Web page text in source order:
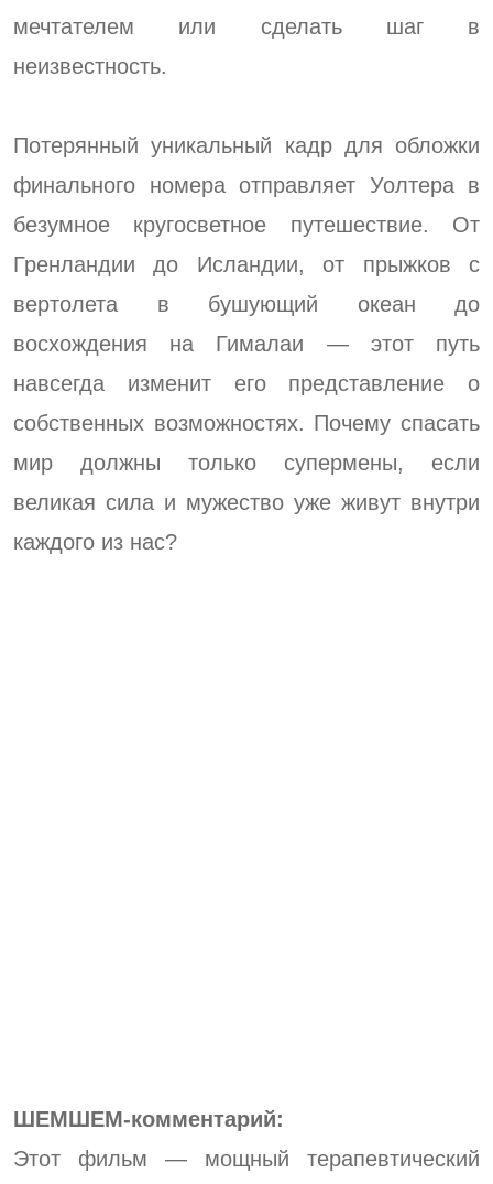
мечтателем или сделать шаг в
неизвестность.
Потерянный уникальный кадр для обложки
финального номера отправляет Уолтера в
безумное кругосветное путешествие. От
Гренландии до Исландии, от прыжков с
вертолета в бушующий океан до
восхождения на Гималаи — этот путь
навсегда изменит его представление о
собственных возможностях. Почему спасать
мир должны только супермены, если
великая сила и мужество уже живут внутри
каждого из нас?
ШЕМШЕМ-комментарий:
Этот фильм — мощный терапевтический